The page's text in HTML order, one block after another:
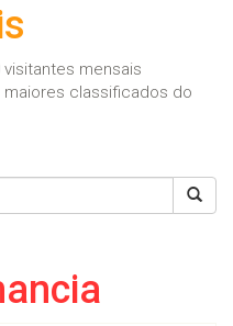
mensais
classificados do